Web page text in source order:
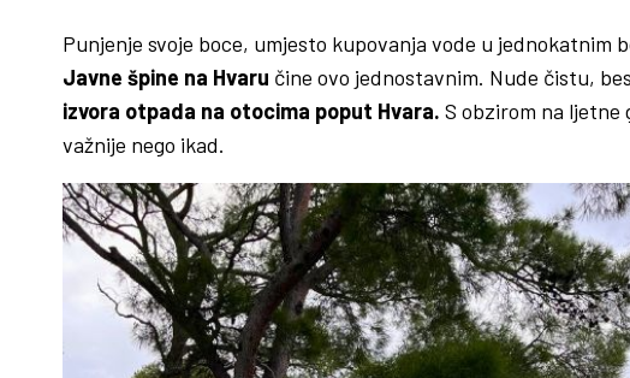
Punjenje svoje boce, umjesto kupovanja vode u jednokatnim
Javne špine na Hvaru čine ovo jednostavnim. Nude čistu,
izvora otpada na otocima poput Hvara. S obzirom na
važnije nego ikad.